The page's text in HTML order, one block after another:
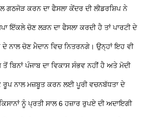
ਗਠਜੋੜ ਕਰਨ ਦਾ ਫੈਸਲਾ ਕੇਂਦਰ ਦੀ ਲੀਡਰਸ਼ਿਪ ਨੇ
ਇੱਕਲੇ ਚੋਣ ਲੜਨ ਦਾ ਫੈਸਲਾ ਕਰਦੀ ਹੈ ਤਾਂ ਪਾਰਟੀ ਦੇ
ਨਾਲ ਚੋਣ ਮੈਦਾਨ ਵਿਚ ਨਿਤਰਨਗੇ। ਉਨ੍ਹਾਂ ਇਹ ਵੀ
ਤੋਂ ਬਿਨਾਂ ਪੰਜਾਬ ਦਾ ਵਿਕਾਸ ਸੰਭਵ ਨਹੀਂ ਹੈ ਅਤੇ ਮੋਦੀ
ਰੂਪ ਨਾਲ ਮਜ਼ਬੂਤ ਕਰਨ ਲਈ ਪੂਰੀ ਵਚਨਬੱਧਤਾ ਦੇ
ਨੂੰ ਪ੍ਰਤੀ ਸਾਲ 6 ਹਜ਼ਾਰ ਰੁਪਏ ਦੀ ਅਦਾਇਗੀ